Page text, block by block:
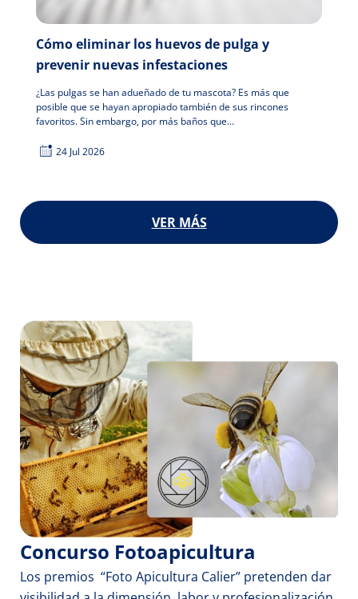
Cómo eliminar los huevos de pulga y
prevenir nuevas infestaciones
¿Las pulgas se han adueñado de tu mascota? Es más que
posible que se hayan apropiado también de sus rincones
favoritos. Sin embargo, por más baños que...
24 Jul 2026
VER MÁS
Concurso Fotoapicultura
Los premios  “Foto Apicultura Calier” pretenden dar